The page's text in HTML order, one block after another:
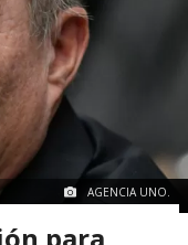
AGENCIA UNO.